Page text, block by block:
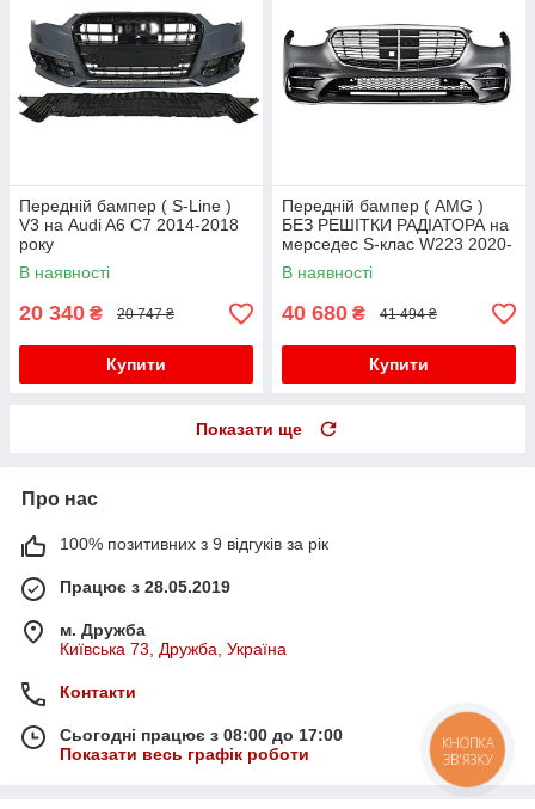
Передній бампер ( S-Line )
V3 на Audi A6 C7 2014-2018
року
В наявності
20 340 ₴ 20 747 ₴
Купити
Передній бампер ( AMG )
БЕЗ РЕШІТКИ РАДІАТОРА на
мерседес S-клас W223 2020-
2025 року
В наявності
40 680 ₴ 41 494 ₴
Купити
Показати ще
Про нас
100% позитивних з 9 відгуків за рік
Працює з 28.05.2019
м. Дружба
Київська 73, Дружба, Україна
Контакти
Сьогодні працює з 08:00 до 17:00
Показати весь графік роботи
КНОПКА
ЗВ'ЯЗКУ